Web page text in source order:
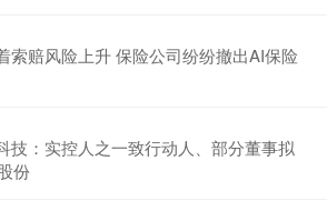
索赔风险上升 保险公司纷纷撤出AI保险
技：实控人之一致行动人、部分董事拟
份